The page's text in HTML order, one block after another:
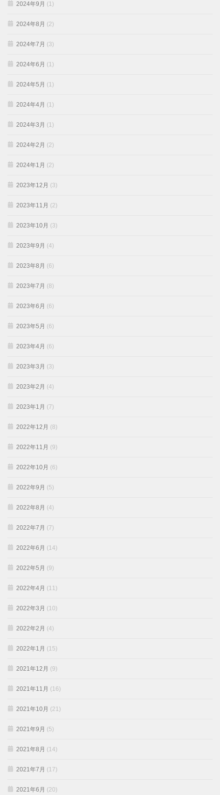
2024年9月 (1)
2024年8月 (2)
2024年7月 (3)
2024年6月 (1)
2024年5月 (1)
2024年4月 (1)
2024年3月 (1)
2024年2月 (2)
2024年1月 (2)
2023年12月 (3)
2023年11月 (2)
2023年10月 (3)
2023年9月 (4)
2023年8月 (6)
2023年7月 (8)
2023年6月 (6)
2023年5月 (6)
2023年4月 (6)
2023年3月 (3)
2023年2月 (4)
2023年1月 (7)
2022年12月 (8)
2022年11月 (9)
2022年10月 (6)
2022年9月 (5)
2022年8月 (4)
2022年7月 (7)
2022年6月 (14)
2022年5月 (9)
2022年4月 (11)
2022年3月 (10)
2022年2月 (4)
2022年1月 (15)
2021年12月 (9)
2021年11月 (16)
2021年10月 (21)
2021年9月 (5)
2021年8月 (14)
2021年7月 (17)
2021年6月 (20)